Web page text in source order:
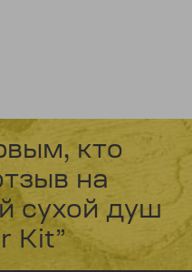
кто
на
сухой душ
Kit”